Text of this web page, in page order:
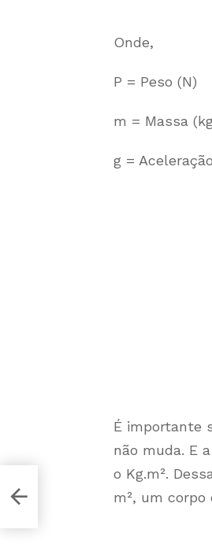
Onde,
P = Peso (N)
m = Massa
g =
É importante
não muda. E
o Kg.m².
m², um corpo